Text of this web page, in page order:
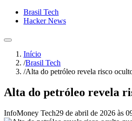
Brasil Tech
Hacker News
Início
/Brasil Tech
/Alta do petróleo revela risco
Alta do petróleo revela
InfoMoney Tech29 de abril de 2026 às